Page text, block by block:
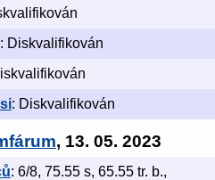
: Diskvalifikován
: Diskvalifikován
, 13. 05. 2023
: 6/8, 75.55 s, 65.55 tr. b.,